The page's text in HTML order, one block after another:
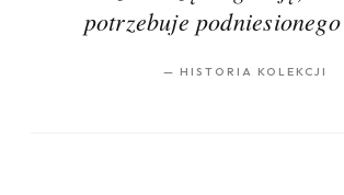
potrzebuje podniesionego
— HISTORIA KOLEKCJI